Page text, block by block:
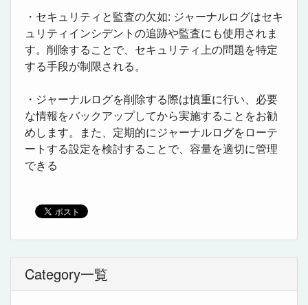
・セキュリティと監査の欠如: ジャーナルログはセキ
ュリティインシデントの追跡や監査にも使用されま
す。削除することで、セキュリティ上の問題を特定
する手段が制限される。
・ジャーナルログを削除する際は慎重に行い、必要
な情報をバックアップしてから実施することをお勧
めします。また、定期的にジャーナルログをローテ
ートする設定を検討することで、容量を適切に管理
できる
Category一覧